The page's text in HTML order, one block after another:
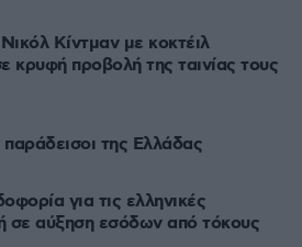
Κίντμαν με κοκτέιλ
κρυφή προβολή της ταινίας τους
παράδεισοι της Ελλάδας
για τις ελληνικές
σε αύξηση εσόδων από τόκους